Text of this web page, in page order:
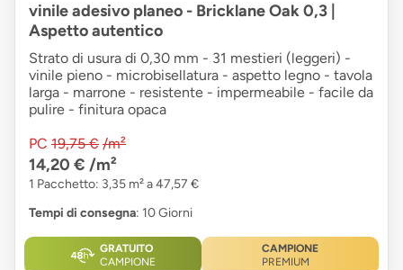
vinile adesivo planeo - Bricklane Oak 0,3 |
Aspetto autentico
Strato di usura di 0,30 mm - 31 mestieri (leggeri) -
vinile pieno - microbisellatura - aspetto legno - tavola
larga - marrone - resistente - impermeabile - facile da
pulire - finitura opaca
PC 19,75 € /m²
14,20 € /m²
1 Pacchetto: 3,35 m² a 47,57 €
Tempi di consegna: 10 Giorni
GRATUITO
CAMPIONE
CAMPIONE
PREMIUM